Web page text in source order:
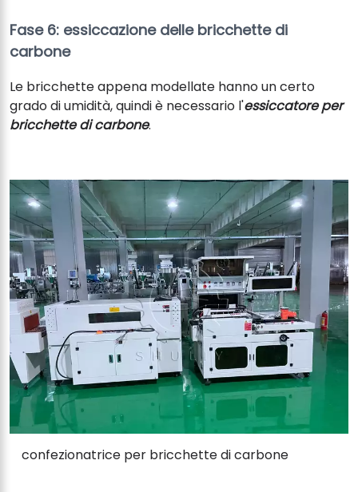
Fase 6: essiccazione delle bricchette di
carbone
Le bricchette appena modellate hanno un certo
grado di umidità, quindi è necessario l'essiccatore per
bricchette di carbone.
confezionatrice per bricchette di carbone